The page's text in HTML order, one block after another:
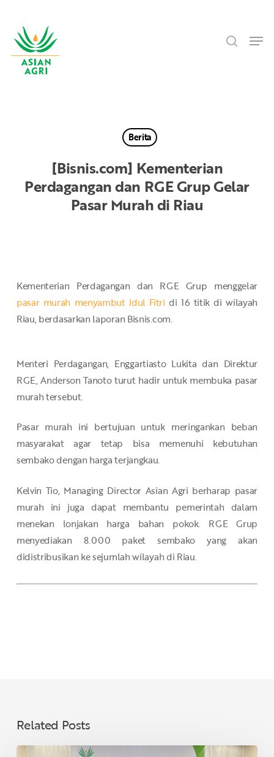
main
content
Berita
[Bisnis.com] Kementerian
Perdagangan dan RGE Grup Gelar
Pasar Murah di Riau
Kementerian Perdagangan dan RGE Grup menggelar
pasar murah menyambut Idul Fitri di 16 titik di wilayah
Riau, berdasarkan laporan Bisnis.com.
Menteri Perdagangan, Enggartiasto Lukita dan Direktur
RGE, Anderson Tanoto turut hadir untuk membuka pasar
murah tersebut.
Pasar murah ini bertujuan untuk meringankan beban
masyarakat agar tetap bisa memenuhi kebutuhan
sembako dengan harga terjangkau.
Kelvin Tio, Managing Director Asian Agri berharap pasar
murah ini juga dapat membantu pemerintah dalam
menekan lonjakan harga bahan pokok. RGE Grup
menyediakan 8.000 paket sembako yang akan
didistribusikan ke sejumlah wilayah di Riau.
Related Posts
Asian